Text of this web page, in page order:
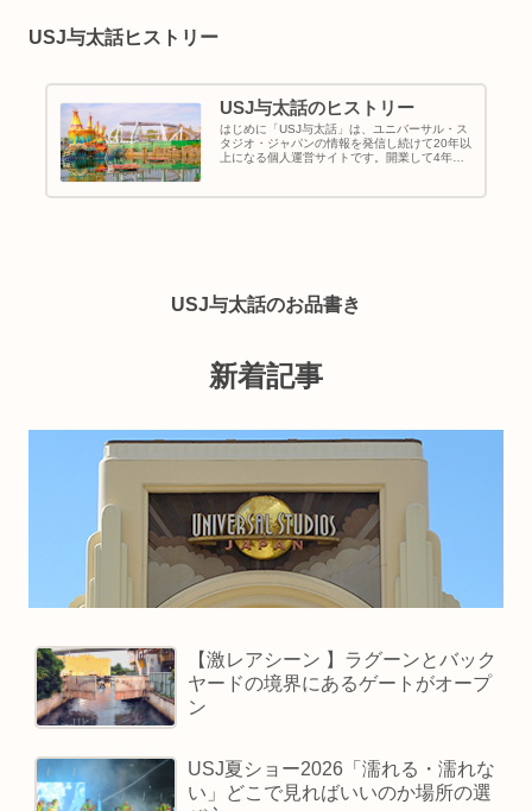
USJ与太話ヒストリー
USJ与太話のヒストリー
はじめに「USJ与太話」は、ユニバーサル・ス
タジオ・ジャパンの情報を発信し続けて20年以
上になる個人運営サイトです。開業して4年経
続けている人は少ないのでは...
USJ与太話のお品書き
新着記事
【激レアシーン 】ラグーンとバック
ヤードの境界にあるゲートがオープ
ン
USJ夏ショー2026「濡れる・濡れな
い」どこで見ればいいのか場所の選